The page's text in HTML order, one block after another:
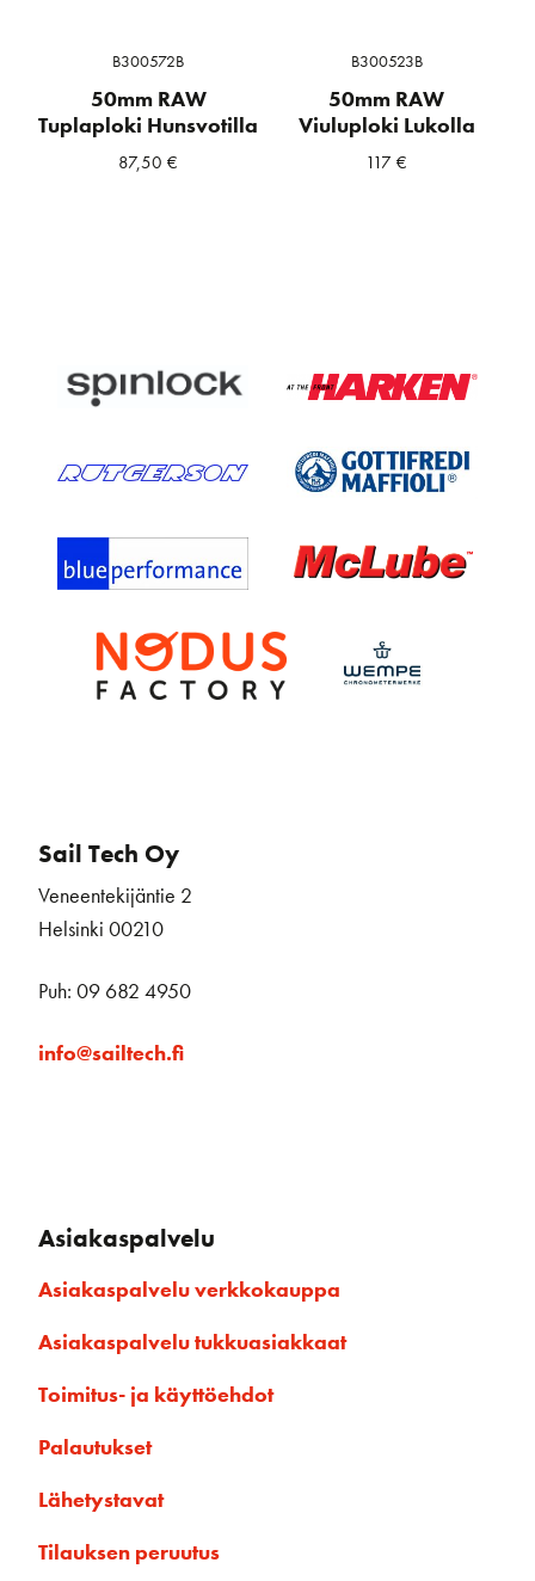
B300572B
50mm RAW
Tuplaploki Hunsvotilla
87,50€
B300523B
50mm RAW
Viuluploki Lukolla
117€
Sail Tech Oy
Veneentekijäntie 2
Helsinki 00210
Puh: 09 682 4950
info@sailtech.fi
Asiakaspalvelu
Asiakaspalvelu verkkokauppa
Asiakaspalvelu tukkuasiakkaat
Toimitus- ja käyttöehdot
Palautukset
Lähetystavat
Tilauksen peruutus